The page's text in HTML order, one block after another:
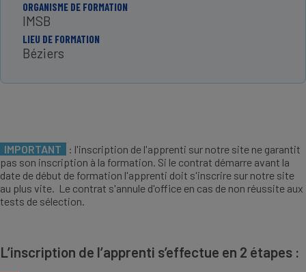
ORGANISME DE FORMATION
IMSB
LIEU DE FORMATION
Béziers
IMPORTANT
: l'inscription de l'apprenti sur notre site ne garantit
pas son inscription à la formation. Si le contrat démarre avant la
date de début de formation l'apprenti doit s'inscrire sur notre site
au plus vite. Le contrat s'annule d'office en cas de non réussite aux
tests de sélection.
L’inscription de l’apprenti s’effectue en 2 étapes :